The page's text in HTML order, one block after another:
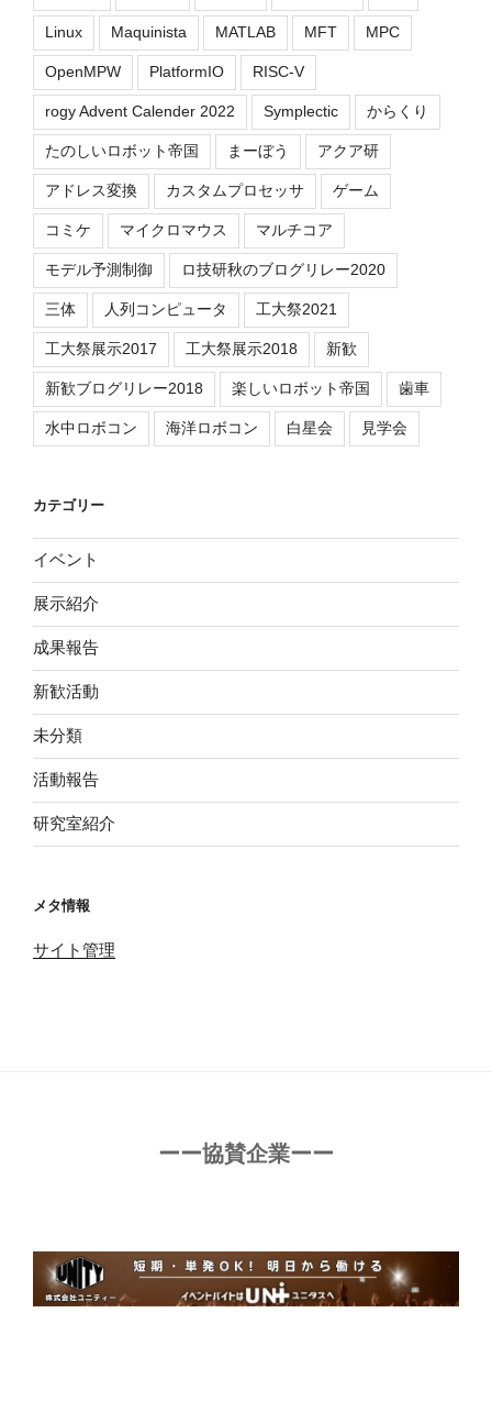
Linux Maquinista MATLAB MFT MPC
OpenMPW PlatformIO RISC-V
rogy Advent Calender 2022 Symplectic からくり
たのしいロボット帝国 まーぼう アクア研
アドレス変換 カスタムプロセッサ ゲーム
コミケ マイクロマウス マルチコア
モデル予測制御 ロ技研秋のブログリレー2020
三体 人列コンピュータ 工大祭2021
工大祭展示2017 工大祭展示2018 新歓
新歓ブログリレー2018 楽しいロボット帝国 歯車
水中ロボコン 海洋ロボコン 白星会 見学会
カテゴリー
イベント
展示紹介
成果報告
新歓活動
未分類
活動報告
研究室紹介
メタ情報
サイト管理
ーー協賛企業ーー